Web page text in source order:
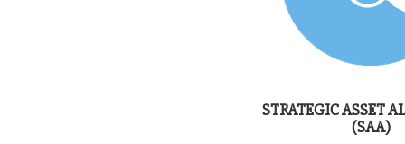
STRATEGIC ASSET
(SAA)